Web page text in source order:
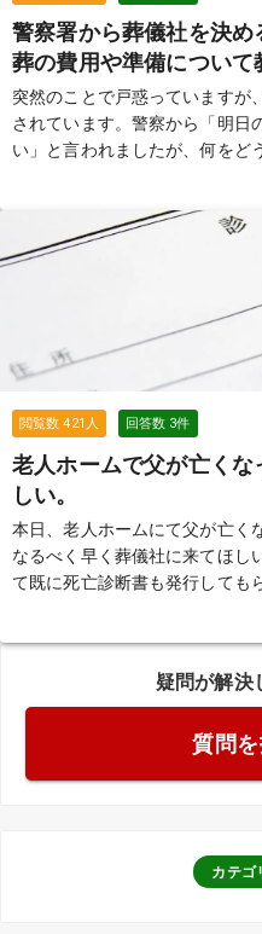
警察署から葬儀社を決
葬の費用や準備について
突然のことで戸惑っていますが
されています。警察から「明日
い」と言われましたが、何をど
移動が少ない葬儀場や火葬場
追加費用（食事、運搬費など）
る費用や手続きについても教え
移動に関する準備や費用が含
場所は戸塚斎場が候補とされて
ても詳しく知りたいです。 突然のことで不安が多いですが、分かり
やすく教えていただけると助か
す。続きを見る
閲覧数421 人 回答数 3件
老人ホームで父が亡く
しい。
本日、老人ホームにて父が亡く
なるべく早く葬儀社に来てほし
て既に死亡診断書も発行しても
んのですが、おすすめの式場
疑問が解決
質問
カテゴ